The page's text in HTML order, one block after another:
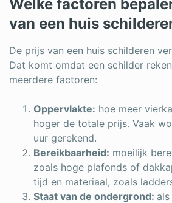
Welke factoren
van een huis
De prijs van een huis schilderen
Dat komt omdat een schilder
meerdere factoren:
Oppervlakte: hoe meer
hoger de totale prijs. Vaak
uur gerekend.
Bereikbaarheid: moeilijk
zoals hoge plafonds of
tijd en materiaal, zoals
Staat van de ondergrond: